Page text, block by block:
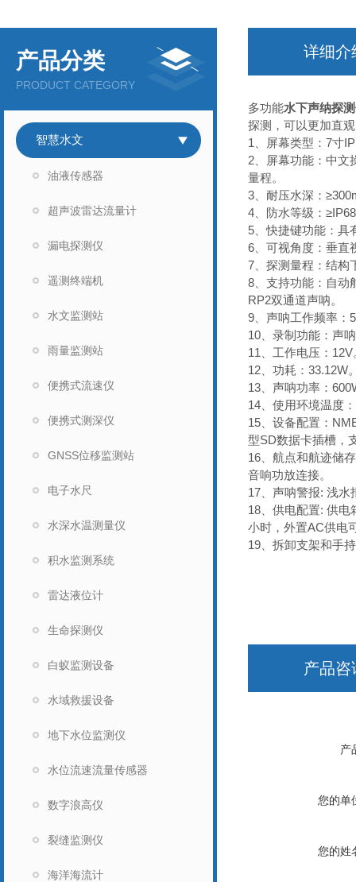
产品分类
PRODUCT CATEGORY
智慧水文
油液传感器
超声波雷达流量计
漏电探测仪
遥测终端机
水文监测站
雨量监测站
便携式流速仪
便携式测深仪
GNSS位移监测站
电子水尺
水深水温测量仪
积水监测系统
雷达液位计
生命探测仪
白蚁监测设备
水域救援设备
地下水位监测仪
水位流速流量传感器
数字浪高仪
裂缝监测仪
海洋海流计
详细介
多功能水下声纳探
探测，可以更加直
1、屏幕类型：7寸
2、屏幕功能：中文
量程。
3、耐压水深：
4、防水等级：
5、快捷键功能：具
6、可视角度：垂直
7、探测量程：结构
8、支持功能：自动
RP2双通道声呐。
9、声呐工作频率：
10、录制功能：声
11、工作电压：12V
12、功耗：33.12W
13、声呐功率：
14、使用环境温度
15、设备配置：
型SD数据卡插槽，
16、航点和航迹储
音响功放连接。
17、声呐警报: 浅水
18、供电配置: 供
小时，外置AC供电
19、拆卸支架和手
产品咨
产
您的单
您的姓